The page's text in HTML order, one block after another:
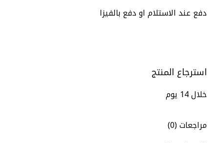
دفع عند الاستلام او دفع بالفيزا
استرجاع المنتج
خلال 14 يوم
مراجعات (0)